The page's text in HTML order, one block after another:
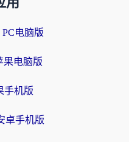
PC电脑版
果电脑版
手机版
卓手机版